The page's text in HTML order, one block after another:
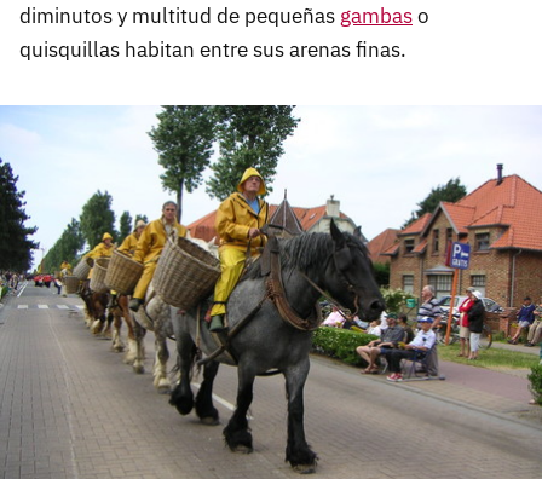
diminutos y multitud de pequeñas gambaso
quisquillas habitan entre sus arenas finas.